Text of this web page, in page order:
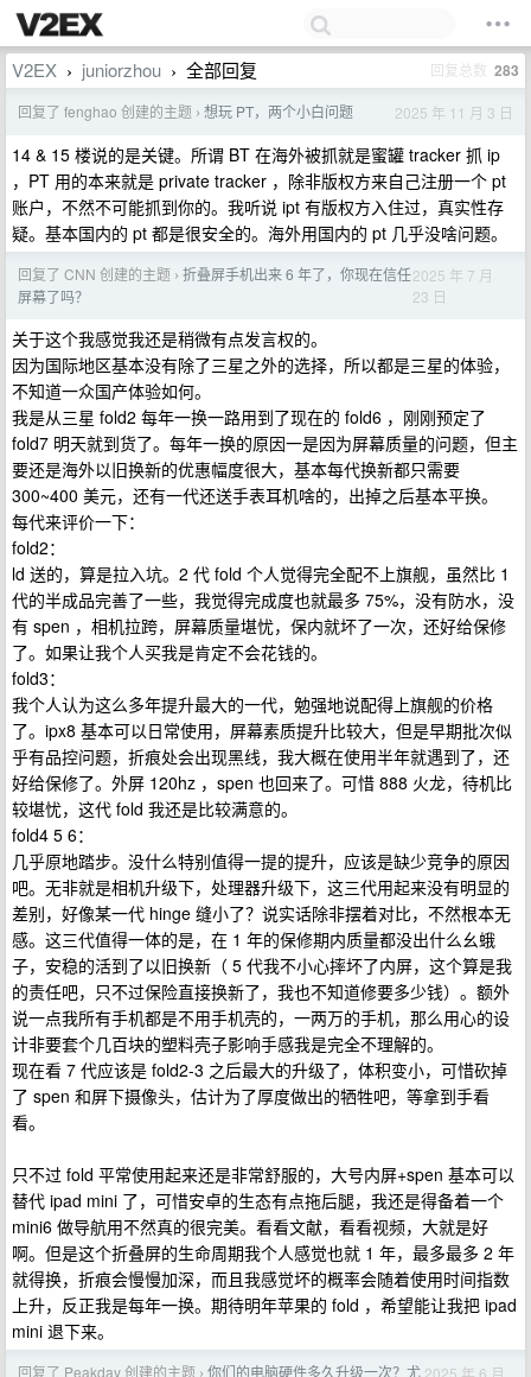
V2EX › juniorzhou › 全部回复 回复总数 283
回复了 fenghao 创建的主题 › 想玩 PT，两个小白问题 2025 年 11 月 3 日
14 & 15 楼说的是关键。所谓 BT 在海外被抓就是蜜罐 tracker 抓 ip
，PT 用的本来就是 private tracker ，除非版权方来自己注册一个 pt
账户，不然不可能抓到你的。我听说 ipt 有版权方入住过，真实性存
疑。基本国内的 pt 都是很安全的。海外用国内的 pt 几乎没啥问题。
回复了 CNN 创建的主题 › 折叠屏手机出来 6 年了，你现在信任
屏幕了吗？
2025 年 7 月
23 日
关于这个我感觉我还是稍微有点发言权的。
因为国际地区基本没有除了三星之外的选择，所以都是三星的体验，
不知道一众国产体验如何。
我是从三星 fold2 每年一换一路用到了现在的 fold6 ，刚刚预定了
fold7 明天就到货了。每年一换的原因一是因为屏幕质量的问题，但主
要还是海外以旧换新的优惠幅度很大，基本每代换新都只需要
300~400 美元，还有一代还送手表耳机啥的，出掉之后基本平换。
每代来评价一下：
fold2：
ld 送的，算是拉入坑。2 代 fold 个人觉得完全配不上旗舰，虽然比 1
代的半成品完善了一些，我觉得完成度也就最多 75%，没有防水，没
有 spen ，相机拉跨，屏幕质量堪忧，保内就坏了一次，还好给保修
了。如果让我个人买我是肯定不会花钱的。
fold3：
我个人认为这么多年提升最大的一代，勉强地说配得上旗舰的价格
了。ipx8 基本可以日常使用，屏幕素质提升比较大，但是早期批次似
乎有品控问题，折痕处会出现黑线，我大概在使用半年就遇到了，还
好给保修了。外屏 120hz ，spen 也回来了。可惜 888 火龙，待机比
较堪忧，这代 fold 我还是比较满意的。
fold4 5 6：
几乎原地踏步。没什么特别值得一提的提升，应该是缺少竞争的原因
吧。无非就是相机升级下，处理器升级下，这三代用起来没有明显的
差别，好像某一代 hinge 缝小了？说实话除非摆着对比，不然根本无
感。这三代值得一体的是，在 1 年的保修期内质量都没出什么幺蛾
子，安稳的活到了以旧换新（ 5 代我不小心摔坏了内屏，这个算是我
的责任吧，只不过保险直接换新了，我也不知道修要多少钱）。额外
说一点我所有手机都是不用手机壳的，一两万的手机，那么用心的设
计非要套个几百块的塑料壳子影响手感我是完全不理解的。
现在看 7 代应该是 fold2-3 之后最大的升级了，体积变小，可惜砍掉
了 spen 和屏下摄像头，估计为了厚度做出的牺牲吧，等拿到手看
看。
只不过 fold 平常使用起来还是非常舒服的，大号内屏+spen 基本可以
替代 ipad mini 了，可惜安卓的生态有点拖后腿，我还是得备着一个
mini6 做导航用不然真的很完美。看看文献，看看视频，大就是好
啊。但是这个折叠屏的生命周期我个人感觉也就 1 年，最多最多 2 年
就得换，折痕会慢慢加深，而且我感觉坏的概率会随着使用时间指数
上升，反正我是每年一换。期待明年苹果的 fold ，希望能让我把 ipad
mini 退下来。
回复了 Peakday 创建的主题 › 你们的电脑硬件多久升级一次？尤 2025 年 6 月